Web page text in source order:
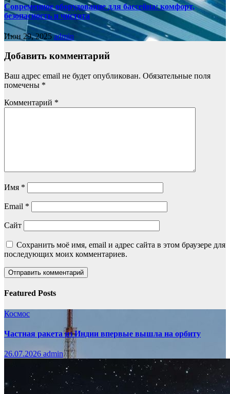
Современное оборудование для бассейна: комфорт,
безопасность и чистота
Июн 29, 2025admin
Добавить комментарий
Ваш адрес email не будет опубликован. Обязательные поля
помечены *
Комментарий *
Имя *
Email *
Сайт
Сохранить моё имя, email и адрес сайта в этом браузере для
последующих моих комментариев.
Featured Posts
Космос
Частная ракета из Индии впервые вышла на орбиту
26.07.2026 admin